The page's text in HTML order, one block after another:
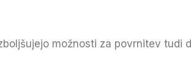
možnosti za povrnitev tudi